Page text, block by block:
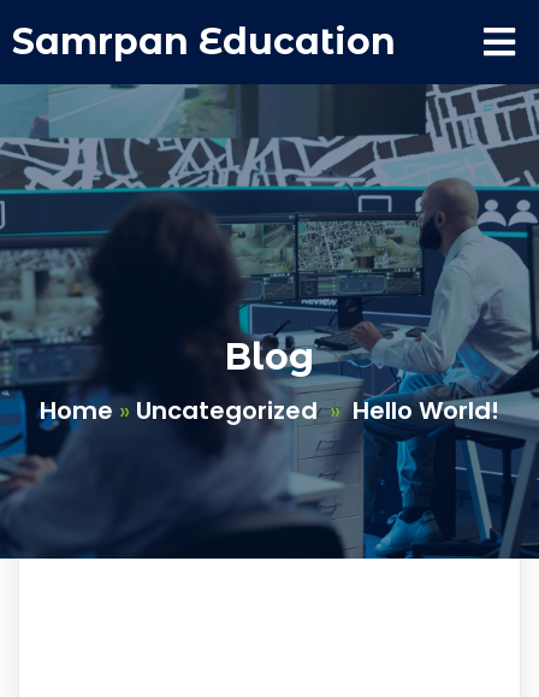
Samrpan Education
Blog
Home » Uncategorized»Hello World!